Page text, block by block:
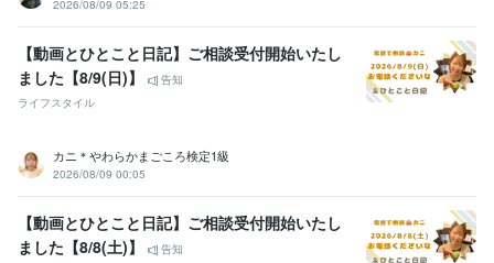
2026/08/09 05:25
【動画とひとこと日記】ご相談受付開始いたし
ました【8/9(日)】
告知
ライフスタイル
カニ＊やわらかまごころ検定1級
2026/08/09 00:05
【動画とひとこと日記】ご相談受付開始いたし
ました【8/8(土)】
告知